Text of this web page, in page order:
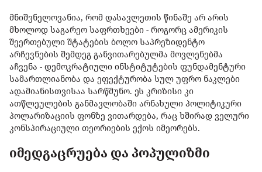
მნიშვნელოვანია, რომ დასავლეთის წინაშე არ არის
მხოლოდ საგარეო საფრთხეები - როგორც ამერიკის
შეერთებული შტატების ბოლო საპრეზიდენტო
არჩევნების შემდეგ განვითარებულმა მოვლენებმა
აჩვენა - დემოკრატიული ინსტიტუტების ფუნდამენტური
სამართლიანობა და ეფექტურობა სულ უფრო ნაკლები
ადამიანისთვისაა სარწმუნო. ეს კრიზისი კი
ათწლეულების განმავლობაში არნახული პოლიტიკური
პოლარიზაციის ფონზე ვითარდება, რაც ხშირად ველური
კონსპირაციული თეორიების ექოს იმეორებს.
იმედგაცრუება და პოპულიზმი